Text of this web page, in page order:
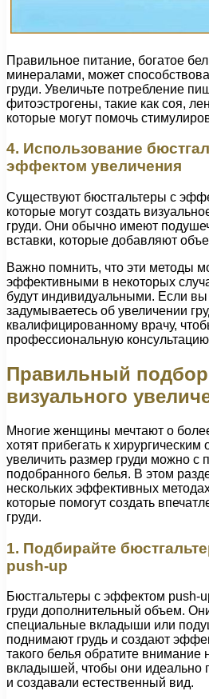
Правильное питание, богатое
минералами, может
груди. Увеличьте потребление
фитоэстрогены, такие как соя,
которые могут помочь
4. Использование
эффектом увеличения
Существуют бюстгальтеры с
которые могут создать
груди. Они обычно имеют
вставки, которые добавляют
Важно помнить, что эти методы
эффективными в некоторых
будут индивидуальными. Если вы
задумываетесь об увеличении
квалифицированному врачу,
профессиональную
Правильный
визуального
Многие женщины мечтают о
хотят прибегать к
увеличить размер груди можно
подобранного белья. В этом
нескольких эффективных
которые помогут создать
груди.
1. Подбирайте
push-up
Бюстгальтеры с эффектом push-
груди дополнительный объем.
специальные вкладыши или
поднимают грудь и создают
такого белья обратите
вкладышей, чтобы они идеально
и создавали естественный вид.